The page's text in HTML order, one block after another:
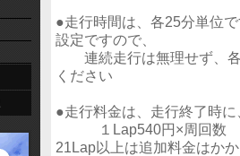
●走行時間は、各25分単位
設定ですので、
連続走行は無理せず、各
ください
●走行料金は、走行終了時
１Lap540円×周回数
21Lap以上は追加料金はか